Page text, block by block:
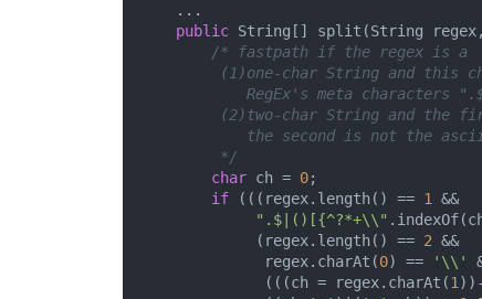
    ...
public String[] split(String
/* fastpath if the regex is a
(1)one-char String and this
RegEx's meta characters
(2)two-char String and the
the second is not the
         */
char ch = 0;
if (((regex.length() == 1 &&
".$|()[{^?*+\\"
             (regex.length() ==
2 &&
              regex.charAt(
0) == '\\'
              (((ch = regex.charAt(
1))-